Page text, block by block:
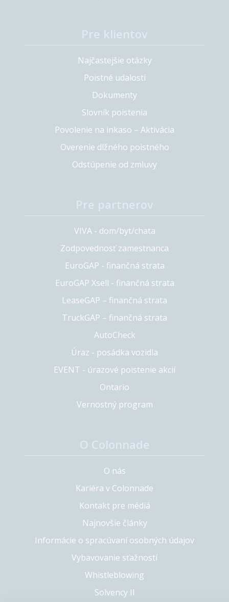
Najčastejšie otázky
Poistné udalosti
Dokumenty
Slovník poistenia
Povolenie na inkaso – Aktivácia
Overenie dlžného poistného
Odstúpenie od zmluvy
VIVA - dom/byt/chata
Zodpovednosť zamestnanca
EuroGAP - finančná strata
EuroGAP Xsell - finančná strata
LeaseGAP – finančná strata
TruckGAP – finančná strata
AutoCheck
Úraz - posádka vozidla
EVENT - úrazové poistenie akcií
Ontario
Vernostný program
O nás
Kariéra v Colonnade
Kontakt pre médiá
Najnovšie články
Informácie o spracúvaní osobných údajov
Vybavovanie sťažností
Whistleblowing
Solvency II